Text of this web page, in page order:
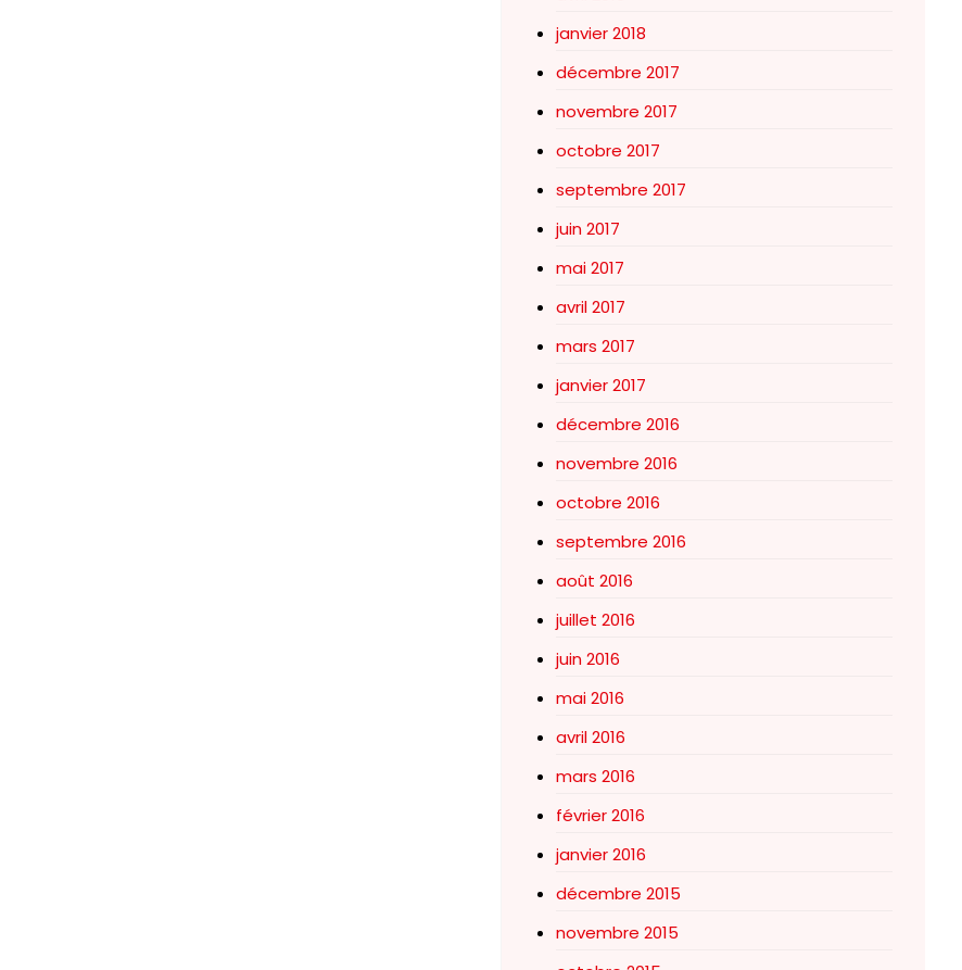
janvier 2018
décembre 2017
novembre 2017
octobre 2017
septembre 2017
juin 2017
mai 2017
avril 2017
mars 2017
janvier 2017
décembre 2016
novembre 2016
octobre 2016
septembre 2016
août 2016
juillet 2016
juin 2016
mai 2016
avril 2016
mars 2016
février 2016
janvier 2016
décembre 2015
novembre 2015